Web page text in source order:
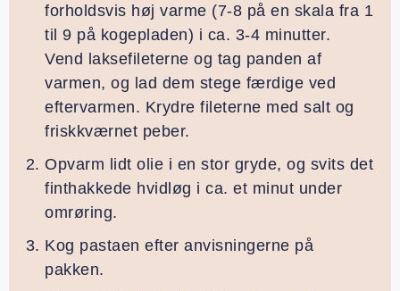
forholdsvis høj varme (7-8 på en skala fra 1
til 9 på kogepladen) i ca. 3-4 minutter.
Vend laksefileterne og tag panden af
varmen, og lad dem stege færdige ved
eftervarmen. Krydre fileterne med salt og
friskkværnet peber.
Opvarm lidt olie i en stor gryde, og svits det
finthakkede hvidløg i ca. et minut under
omrøring.
Kog pastaen efter anvisningerne på
pakken.